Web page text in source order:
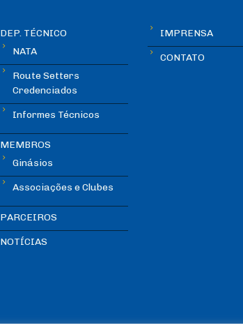
DEP. TÉCNICO
NATA
Route Setters
Credenciados
Informes Técnicos
MEMBROS
Ginásios
Associações e Clubes
PARCEIROS
NOTÍCIAS
IMPRENSA
CONTATO